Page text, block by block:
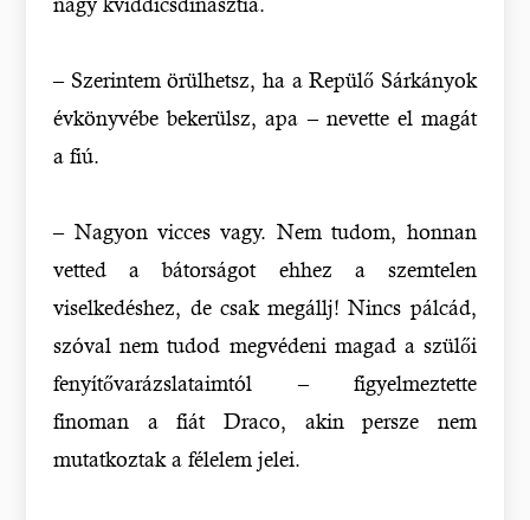
– Szerintem örülhetsz, ha a Repülő Sárkányok
évkönyvébe bekerülsz, apa – nevette el magát
a fiú.
– Nagyon vicces vagy. Nem tudom, honnan
vetted a bátorságot ehhez a szemtelen
viselkedéshez, de csak megállj! Nincs pálcád,
szóval nem tudod megvédeni magad a szülői
fenyítővarázslataimtól – figyelmeztette
finoman a fiát Draco, akin persze nem
mutatkoztak a félelem jelei.